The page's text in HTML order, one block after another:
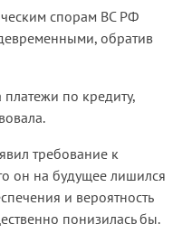
спорам ВС РФ
обратив
по кредиту,
требование к
он на будущее лишился
и вероятность
понизилась бы.